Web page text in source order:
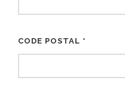
CODE POSTAL *